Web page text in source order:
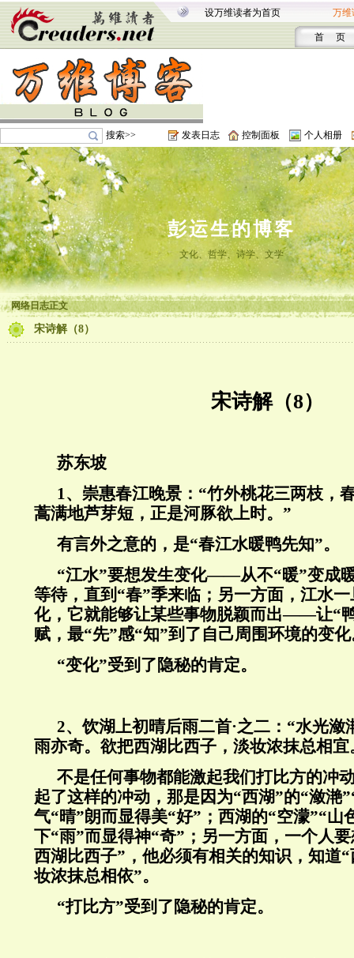
设万维读者为首页 万维
首 页
搜索>> 发表日志 控制面板 个人相册
彭运生的博客
文化、哲学、诗学、文学
网络日志正文
宋诗解（8）
宋诗解（8）
苏东坡
1、崇惠春江晚景：“竹外桃花三两枝，
蒿满地芦芽短，正是河豚欲上时。”
有言外之意的，是“春江水暖鸭先知”。
“江水”要想发生变化——从不“暖”变成
等待，直到“春”季来临；另一方面，江水
化，它就能够让某些事物脱颖而出——让“
赋，最“先”感“知”到了自己周围环境的变
“变化”受到了隐秘的肯定。
2、饮湖上初晴后雨二首·之二：“水光潋
雨亦奇。欲把西湖比西子，淡妆浓抹总相宜
不是任何事物都能激起我们打比方的冲
起了这样的冲动，那是因为“西湖”的“潋滟
气“晴”朗而显得美“好”；西湖的“空濛”“山
下“雨”而显得神“奇”；另一方面，一个人
西湖比西子”，他必须有相关的知识，知
妆浓抹总相依”。
“打比方”受到了隐秘的肯定。